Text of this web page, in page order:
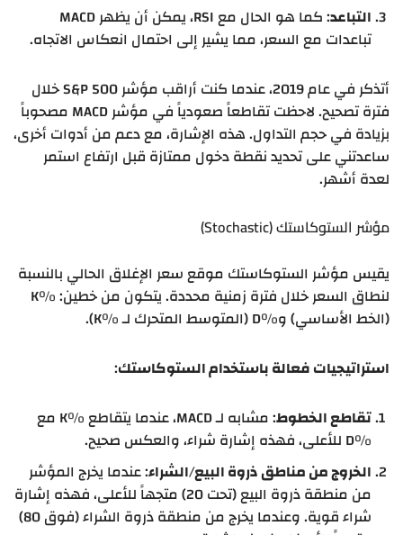
التباعد
: كما هو الحال مع RSI، يمكن أن يظهر MACD
تباعدات مع السعر، مما يشير إلى احتمال انعكاس الاتجاه.
أتذكر في عام 2019، عندما كنت أراقب مؤشر S&P 500 خلال
فترة تصحيح. لاحظت تقاطعاً صعودياً في مؤشر MACD مصحوباً
بزيادة في حجم التداول. هذه الإشارة، مع دعم من أدوات أخرى،
ساعدتني على تحديد نقطة دخول ممتازة قبل ارتفاع استمر
لعدة أشهر.
مؤشر الستوكاستك (Stochastic)
يقيس مؤشر الستوكاستك موقع سعر الإغلاق الحالي بالنسبة
لنطاق السعر خلال فترة زمنية محددة. يتكون من خطين: %K
(الخط الأساسي) و%D (المتوسط المتحرك لـ %K).
استراتيجيات فعالة باستخدام الستوكاستك:
تقاطع الخطوط
: مشابه لـ MACD، عندما يتقاطع %K مع
%D للأعلى، فهذه إشارة شراء، والعكس صحيح.
الخروج من مناطق ذروة البيع/الشراء: عندما يخرج المؤشر
من منطقة ذروة البيع (تحت 20) متجهاً للأعلى، فهذه إشارة
شراء قوية. وعندما يخرج من منطقة ذروة الشراء (فوق 80)